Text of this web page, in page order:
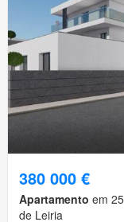
380 000 €
Apartamento em
de Leiria